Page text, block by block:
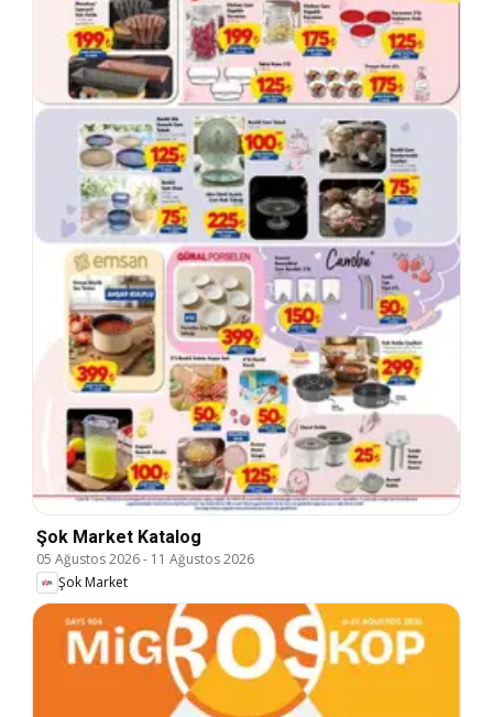
Şok Market Katalog
05 Ağustos 2026- 11 Ağustos 2026
Şok Market